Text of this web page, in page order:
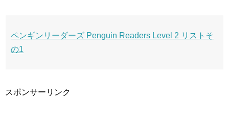
ペンギンリーダーズ Penguin Readers Level 2 リストそ
の1
スポンサーリンク